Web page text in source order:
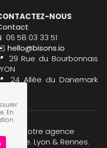
NOUS
06 58 03 33 51
hello@bisons.io
29 Rue du Bourbonnais
24 Allée du Danemark
Votre agence
Lyon & Rennes.
En